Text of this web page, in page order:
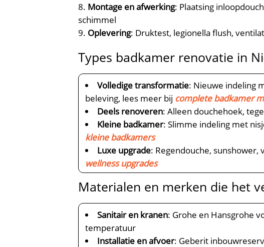
Montage en afwerking: Plaatsing
schimmel
Oplevering: Druktest, legionella flush,
Types badkamer renovatie in
Volledige transformatie: Nieuwe indeling
beleving, lees meer bij complete badkamer
Deels renoveren: Alleen douchehoek,
Kleine badkamer: Slimme indeling met
kleine badkamers
Luxe upgrade: Regendouche,
wellness upgrades
Materialen en merken die het
Sanitair en kranen: Grohe en Hansgrohe
temperatuur
Installatie en afvoer: Geberit